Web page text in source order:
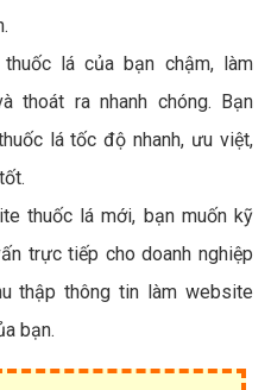
lá của bạn chậm, làm
thoát ra nhanh chóng. Bạn
lá tốc độ nhanh, ưu việt,
thuốc lá mới, bạn muốn kỹ
trực tiếp cho doanh nghiệp
thập thông tin làm website
bạn.